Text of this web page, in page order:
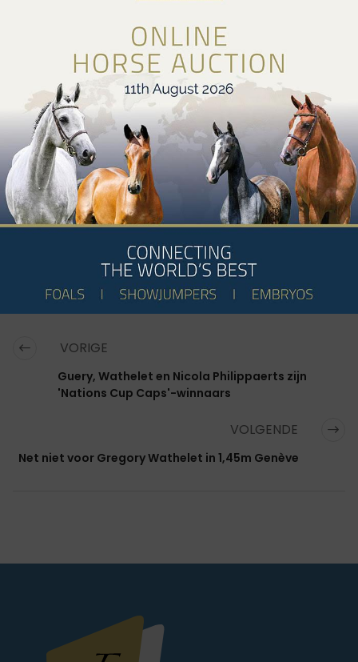
De top tien werd besloten door Ann Carton-
Grootjans en de Zirocco Blue-nakomeling, Nox Blue
van de Hertogen.
Resultaten
PAARDEN:KIARADO,CUBERLINA II Z
CATEGORIËN:SPORTNIEUWS SHOWJUMPING REGIO,
INTERNATIONAAL,JUMPING INTERNATIONAAL
VORIGE
Guery, Wathelet en Nicola Philippaerts zijn
'Nations Cup Caps'-winnaars
VOLGENDE
Net niet voor Gregory Wathelet in 1,45m Genève